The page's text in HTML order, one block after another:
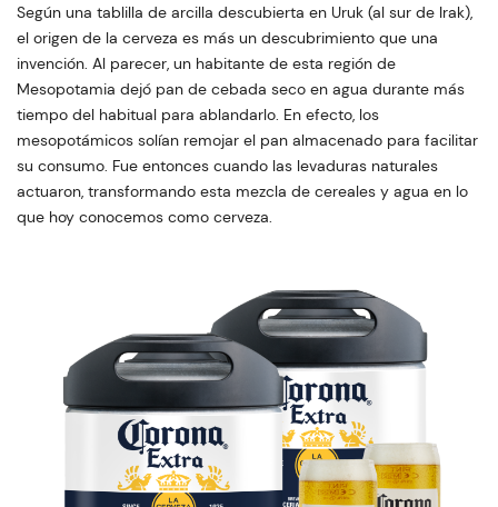
Según una tablilla de arcilla descubierta en Uruk (al sur de Irak),
el origen de la cerveza es más un descubrimiento que una
invención. Al parecer, un habitante de esta región de
Mesopotamia dejó pan de cebada seco en agua durante más
tiempo del habitual para ablandarlo. En efecto, los
mesopotámicos solían remojar el pan almacenado para facilitar
su consumo. Fue entonces cuando las levaduras naturales
actuaron, transformando esta mezcla de cereales y agua en lo
que hoy conocemos como cerveza.